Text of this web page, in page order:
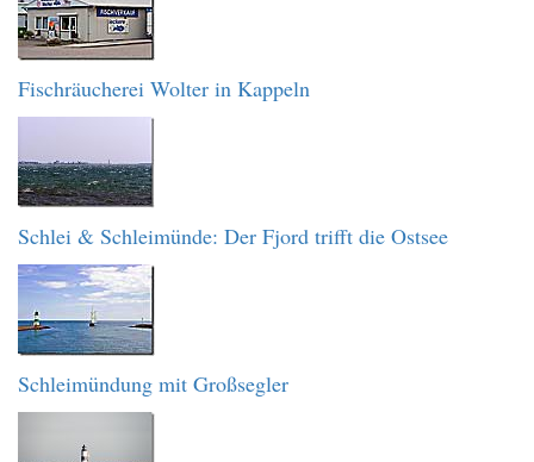
Fischräucherei Wolter in Kappeln
Schlei & Schleimünde: Der Fjord trifft die Ostsee
Schleimündung mit Großsegler